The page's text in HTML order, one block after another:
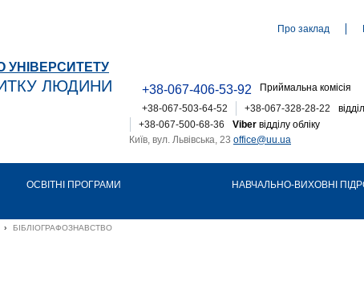
Про заклад
УНІВЕРСИТЕТУ
ЛЮДИНИ
+38-067-406-53-92
Приймальна комісія
+38-067-503-64-52
+38-067-328-28-22
Viber відділу обліку
+38-067-500-68-36
Київ, вул. Львівська, 23 office@uu.ua
ОСВІТНІ ПРОГРАМИ НАВЧАЛЬНО-ВИХОВНІ
› БІБЛІОГРАФОЗНАВСТВО